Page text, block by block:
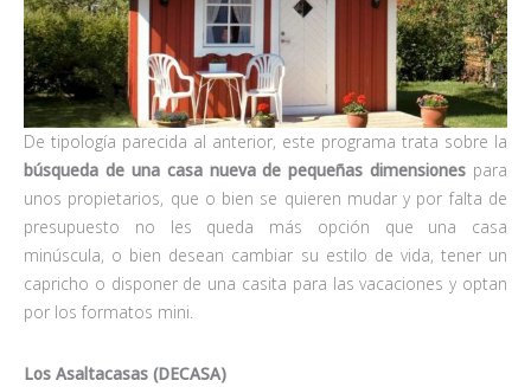
De tipología parecida al anterior, este programa trata sobre la
búsqueda de una casa nueva de pequeñas dimensiones para
unos propietarios, que o bien se quieren mudar y por falta de
presupuesto no les queda más opción que una casa
minúscula, o bien desean cambiar su estilo de vida, tener un
capricho o disponer de una casita para las vacaciones y optan
por los formatos mini.
Los Asaltacasas (DECASA)